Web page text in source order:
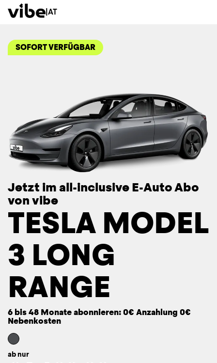
| AT
SOFORT VERFÜGBAR
Jetzt im all-inclusive E-Auto Abo
von vibe
TESLA MODEL
3 LONG
RANGE
6 bis 48 Monate abonnieren: 0€ Anzahlung 0€
Nebenkosten
ab nur